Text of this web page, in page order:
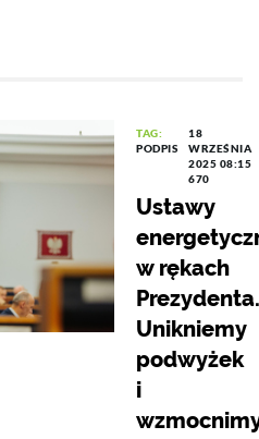
TAG:
PODPIS
18
WRZEŚNIA
2025 08:15
670
Ustawy
w rękach
Prezydenta.
Unikniemy
podwyżek
i